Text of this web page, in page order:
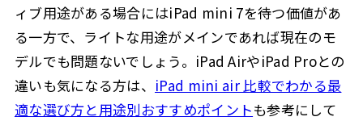
ィブ用途がある場合にはiPad mini 7を待つ価値があ
る一方で、ライトな用途がメインであれば現在のモ
デルでも問題ないでしょう。iPad AirやiPad Proとの
違いも気になる方は、 iPad mini air 比較でわかる最
適な選び方と用途別おすすめポイントも参考にして